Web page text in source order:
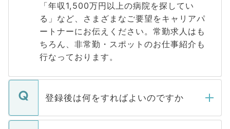
「年収1,500万円以上の病院を探してい
る」など、さまざまなご要望をキャリアパ
ートナーにお伝えください。常勤求人はも
ちろん、非常勤・スポットのお仕事紹介も
行なっております。
登録後は何をすればよいのですか
ご登録いただきましたら、弊社担当者がご